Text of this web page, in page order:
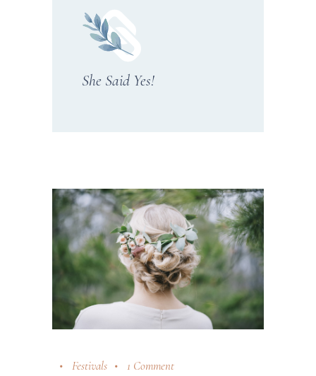
She Said Yes!
Festivals 1 Comment